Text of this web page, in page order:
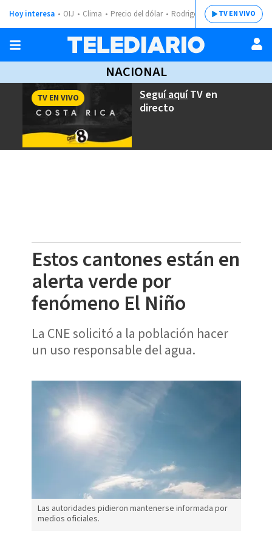
Hoy interesa OIJ Clima Precio del dólar Rodrigo ChavesTV EN VIVO
NACIONAL
Seguí aquíTV en
directo
TV EN VIVO
Estos cantones están en
alerta verde por
fenómeno El Niño
La CNE solicitó a la población hacer
un uso responsable del agua.
Las autoridades pidieron mantenerse informada por
medios oficiales.